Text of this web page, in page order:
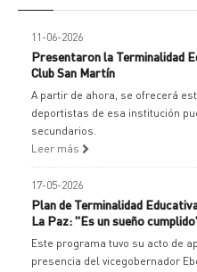
11-06-2026
Presentaron la Terminalidad
Club San Martín
A partir de ahora, se ofrecerá
deportistas de esa institución
secundarios.
Leer más
17-05-2026
Plan de Terminalidad
La Paz: "Es un sueño
Este programa tuvo su acto de
presencia del vicegobernador